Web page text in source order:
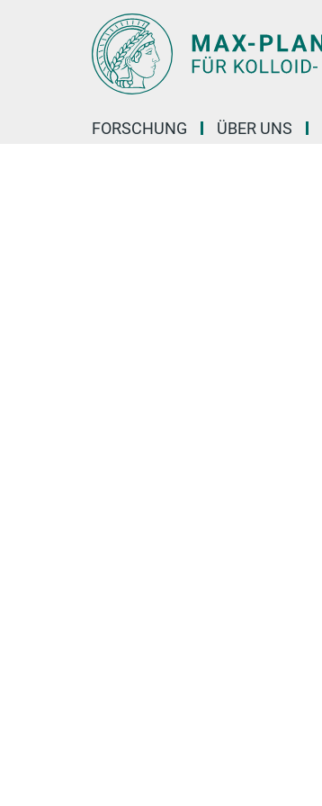
FORSCHUNG ÜBER UNS